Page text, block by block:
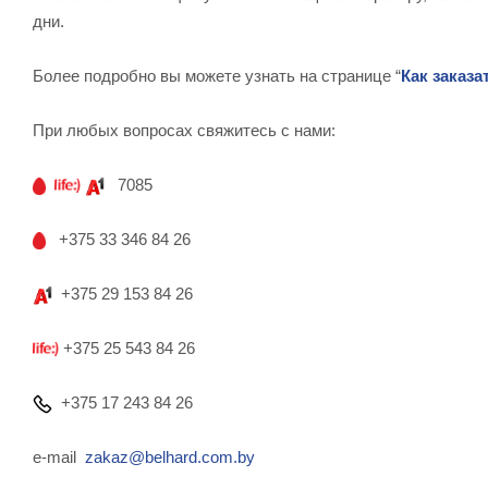
дни.
Более подробно вы можете узнать на странице “Как
При любых вопросах свяжитесь с нами:
7085
+375 33 346 84 26
+375 29 153 84 26
+375 25 543 84 26
+375 17 243 84 26
e-mail zakaz@belhard.com.by